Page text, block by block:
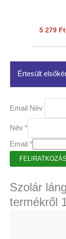
5 279 Ft
Értesült
Email Név
Név *
Email *
FELIRATKOZÁS
Szolár
termékről